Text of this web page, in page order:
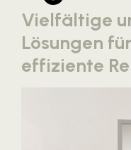
Cineplexx
Colmobil Austria
Designer
Vielfältige
Lösungen
effiziente